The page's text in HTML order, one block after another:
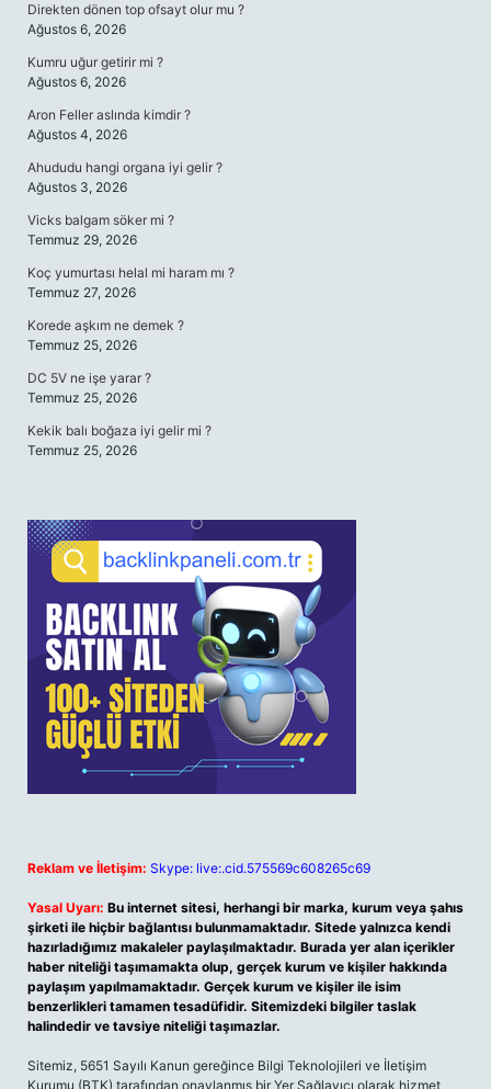
Direkten dönen top ofsayt olur mu ?
Ağustos 6, 2026
Kumru uğur getirir mi ?
Ağustos 6, 2026
Aron Feller aslında kimdir ?
Ağustos 4, 2026
Ahududu hangi organa iyi gelir ?
Ağustos 3, 2026
Vicks balgam söker mi ?
Temmuz 29, 2026
Koç yumurtası helal mi haram mı ?
Temmuz 27, 2026
Korede aşkım ne demek ?
Temmuz 25, 2026
DC 5V ne işe yarar ?
Temmuz 25, 2026
Kekik balı boğaza iyi gelir mi ?
Temmuz 25, 2026
Reklam ve İletişim: Skype: live:.cid.575569c608265c69
Yasal Uyarı: Bu internet sitesi, herhangi bir marka, kurum veya şahıs
şirketi ile hiçbir bağlantısı bulunmamaktadır. Sitede yalnızca kendi
hazırladığımız makaleler paylaşılmaktadır. Burada yer alan içerikler
haber niteliği taşımamakta olup, gerçek kurum ve kişiler hakkında
paylaşım yapılmamaktadır. Gerçek kurum ve kişiler ile isim
benzerlikleri tamamen tesadüfidir. Sitemizdeki bilgiler taslak
halindedir ve tavsiye niteliği taşımazlar.
Sitemiz, 5651 Sayılı Kanun gereğince Bilgi Teknolojileri ve İletişim
Kurumu (BTK) tarafından onaylanmış bir Yer Sağlayıcı olarak hizmet